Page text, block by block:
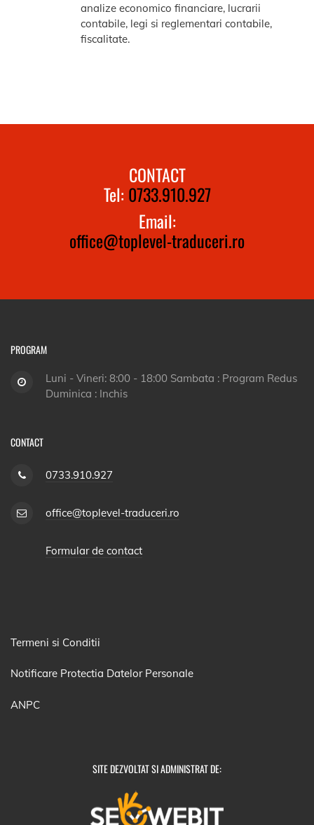
analize economico financiare, lucrarii
contabile, legi si reglementari contabile,
fiscalitate.
CONTACT
Tel: 0733.910.927
Email:
office@toplevel-traduceri.ro
PROGRAM
Luni - Vineri: 8:00 - 18:00 Sambata : Program Redus
Duminica : Inchis
CONTACT
0733.910.927
office@toplevel-traduceri.ro
Formular de contact
Termeni si Conditii
Notificare Protectia Datelor Personale
ANPC
SITE DEZVOLTAT SI ADMINISTRAT DE: